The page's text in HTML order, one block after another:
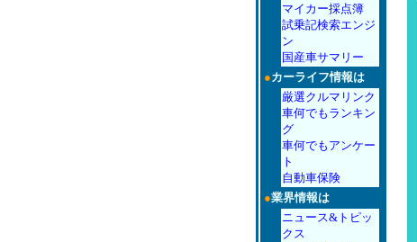
マイカー採点簿
試乗記検索エンジ
ン
国産車サマリー
●カーライフ情報は
厳選クルマリンク
車何でもランキン
グ
車何でもアンケー
ト
自動車保険
●業界情報は
ニュース&トピッ
クス